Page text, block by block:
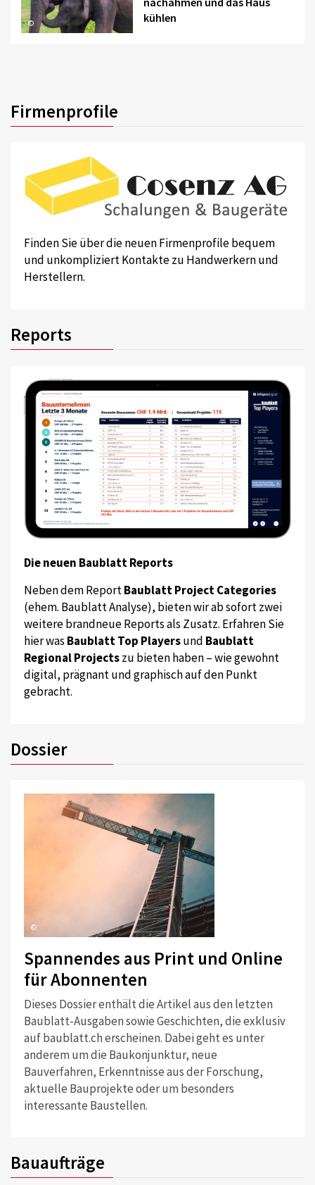
©
kühlen
Firmenprofile
Finden Sie über die neuen Firmenprofile bequem
und unkompliziert Kontakte zu Handwerkern und
Herstellern.
Reports
Die neuen Baublatt Reports
Neben dem ReportBaublatt Project Categories
(ehem. Baublatt Analyse), bieten wir ab sofort zwei
weitere brandneue Reports als Zusatz. Erfahren Sie
hier was Baublatt Top Playersund Baublatt
Regional Projectszu bieten haben – wie gewohnt
digital, prägnant und graphisch auf den Punkt
gebracht.
Dossier
©
Spannendes aus Print und Online
für Abonnenten
Dieses Dossier enthält die Artikel aus den letzten
Baublatt-Ausgaben sowie Geschichten, die exklusiv
auf baublatt.ch erscheinen. Dabei geht es unter
anderem um die Baukonjunktur, neue
Bauverfahren, Erkenntnisse aus der Forschung,
aktuelle Bauprojekte oder um besonders
interessante Baustellen.
Bauaufträge